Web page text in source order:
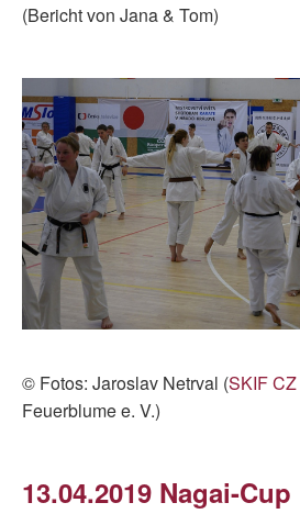
(Bericht von Jana & Tom)
© Fotos: Jaroslav Netrval (SKIF CZ
Feuerblume e. V.)
13.04.2019 Nagai-Cup